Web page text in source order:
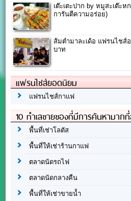
เต๊ะเตะปาก by หมูสะเต๊ะ
การันตีความอร่อย)
ส้มตำมาละเด้อ แฟรนไชส์
บาท
แฟรนไชส์ยอดนิยม
แฟรนไชส์กาแฟ
10 ทำเลขายของที่มีการค้นหามาก
พื้นที่เช่าโลตัส
พื้นที่ให้เช่าร้านกาแฟ
ตลาดนัดรถไฟ
ตลาดนัดกลางคืน
พื้นที่ให้เช่าขายน้ำ